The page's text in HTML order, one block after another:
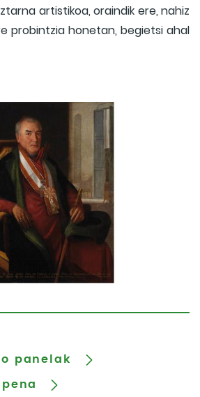
artistikoa, oraindik ere, nahiz
probintzia honetan, begietsi ahal
panelak